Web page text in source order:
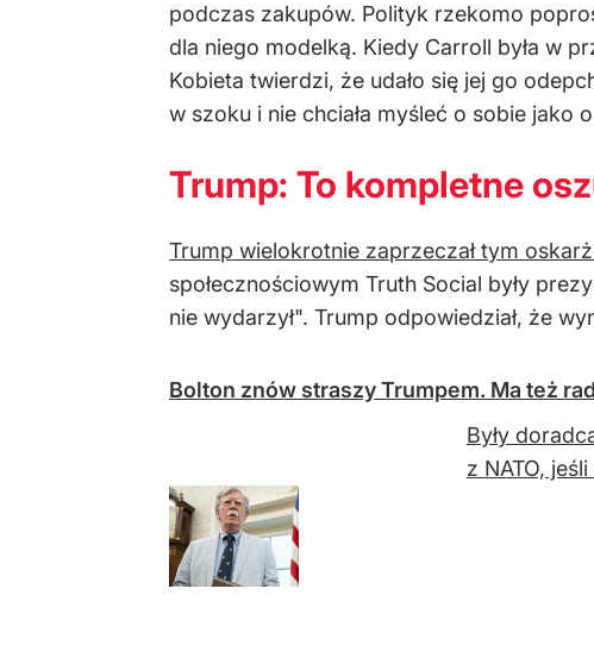
podczas zakupów. Polityk rzekomo
dla niego modelką. Kiedy Carroll była w
Kobieta twierdzi, że udało się jej go
w szoku i nie chciała myśleć o sobie jako
Trump: To kompletne
Trump wielokrotnie zaprzeczał tym
społecznościowym Truth Social były
nie wydarzył". Trump odpowiedział, że
Bolton znów straszy Trumpem. Ma też
Były
z NATO,